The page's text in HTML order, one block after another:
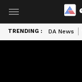
TRENDING : DA News